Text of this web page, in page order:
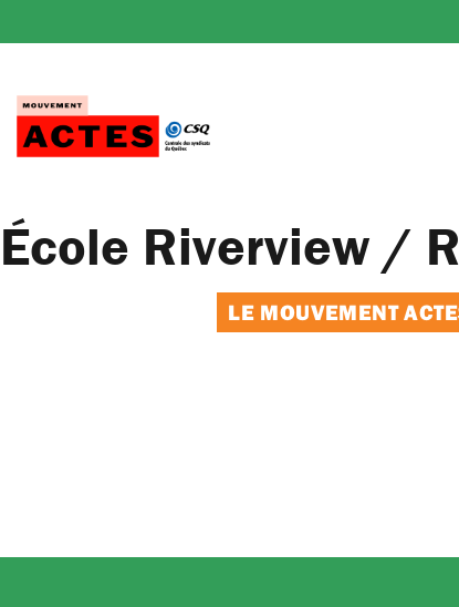
au
École Riverview /
LE MOUVEMENT